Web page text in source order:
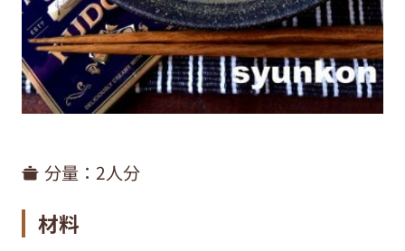
分量： 2人分
材料